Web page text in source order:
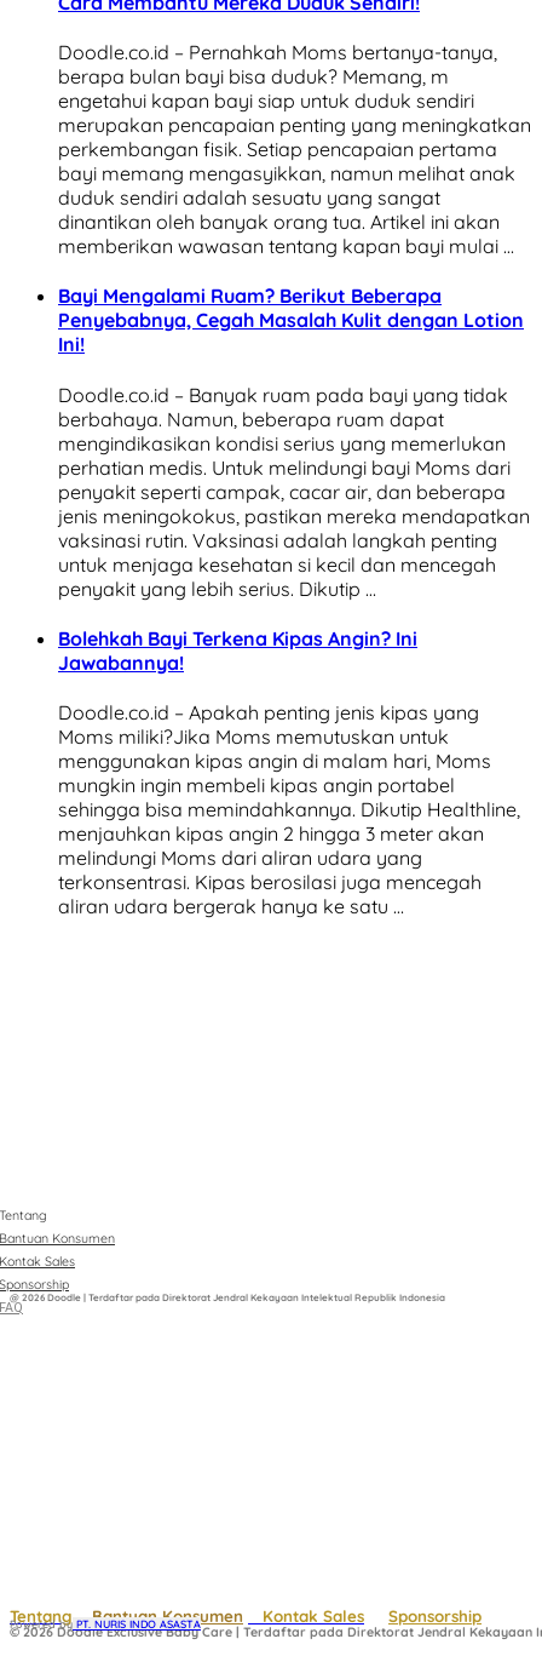
Doodle.co.id – Pernahkah Moms bertanya-tanya,
berapa bulan bayi bisa duduk? Memang, m
engetahui kapan bayi siap untuk duduk sendiri
merupakan pencapaian penting yang meningkatkan
perkembangan fisik. Setiap pencapaian pertama
bayi memang mengasyikkan, namun melihat anak
duduk sendiri adalah sesuatu yang sangat
dinantikan oleh banyak orang tua. Artikel ini akan
memberikan wawasan tentang kapan bayi mulai …
Bayi Mengalami Ruam? Berikut Beberapa
Penyebabnya, Cegah Masalah Kulit dengan Lotion
Ini!
Doodle.co.id – Banyak ruam pada bayi yang tidak
berbahaya. Namun, beberapa ruam dapat
mengindikasikan kondisi serius yang memerlukan
perhatian medis. Untuk melindungi bayi Moms dari
penyakit seperti campak, cacar air, dan beberapa
jenis meningokokus, pastikan mereka mendapatkan
vaksinasi rutin. Vaksinasi adalah langkah penting
untuk menjaga kesehatan si kecil dan mencegah
penyakit yang lebih serius. Dikutip …
Bolehkah Bayi Terkena Kipas Angin? Ini
Jawabannya!
Doodle.co.id – Apakah penting jenis kipas yang
Moms miliki?Jika Moms memutuskan untuk
menggunakan kipas angin di malam hari, Moms
mungkin ingin membeli kipas angin portabel
sehingga bisa memindahkannya. Dikutip Healthline,
menjauhkan kipas angin 2 hingga 3 meter akan
melindungi Moms dari aliran udara yang
terkonsentrasi. Kipas berosilasi juga mencegah
aliran udara bergerak hanya ke satu …
Tentang
Bantuan Konsumen
Kontak Sales
Sponsorship
FAQ
@ 2026 Doodle | Terdaftar pada Direktorat Jendral Kekayaan Intelektual Republik Indonesia
Tentang Bantuan Konsumen Kontak Sales Sponsorship
© 2026 Doodle Exclusive Baby Care | Terdaftar pada Direktorat Jendral Kekayaan
Powered by PT. NURIS INDO ASASTA